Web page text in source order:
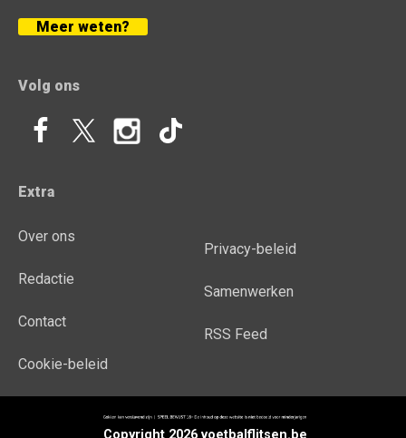
Meer weten?
Volg ons
Extra
Over ons
Redactie
Contact
Cookie-beleid
Privacy-beleid
Samenwerken
RSS Feed
Copyright 2026 voetbalflitsen.be